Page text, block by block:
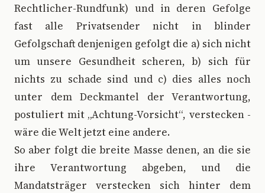
Rechtlicher-Rundfunk) und in deren Gefolge
fast alle Privatsender nicht in blinder
Gefolgschaft denjenigen gefolgt die a) sich nicht
um unsere Gesundheit scheren, b) sich für
nichts zu schade sind und c) dies alles noch
unter dem Deckmantel der Verantwortung,
postuliert mit „Achtung-Vorsicht“, verstecken -
wäre die Welt jetzt eine andere.
So aber folgt die breite Masse denen, an die sie
ihre Verantwortung abgeben, und die
Mandatsträger verstecken sich hinter dem